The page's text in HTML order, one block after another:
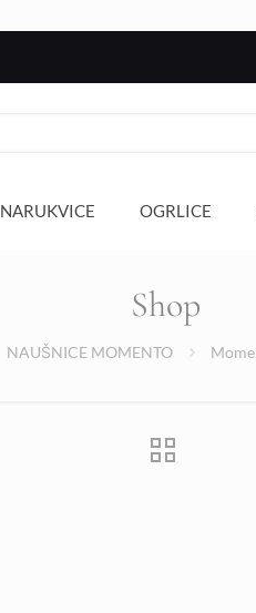
NARUKVICE OGRLICE
Shop
NAUŠNICE MOMENTO